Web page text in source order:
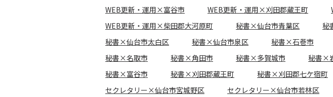
WEB更新・運用×富谷市
WEB更新・運用×刈田郡蔵王町
WEB更新・運用×柴田郡大河原町
秘書×仙台市青葉区 秘
秘書×仙台市太白区
秘書×仙台市泉区 秘書×石巻市
秘書×名取市
秘書×角田市 秘書×多賀城市 秘書×
秘書×富谷市
秘書×刈田郡蔵王町 秘書×刈田郡七ケ宿町
セクレタリー×仙台市宮城野区
セクレタリー×仙台市若林区